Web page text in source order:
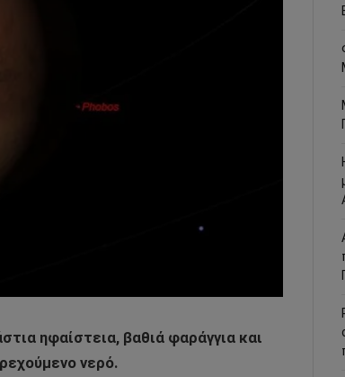
ηφαίστεια, βαθιά φαράγγια και
νερό.